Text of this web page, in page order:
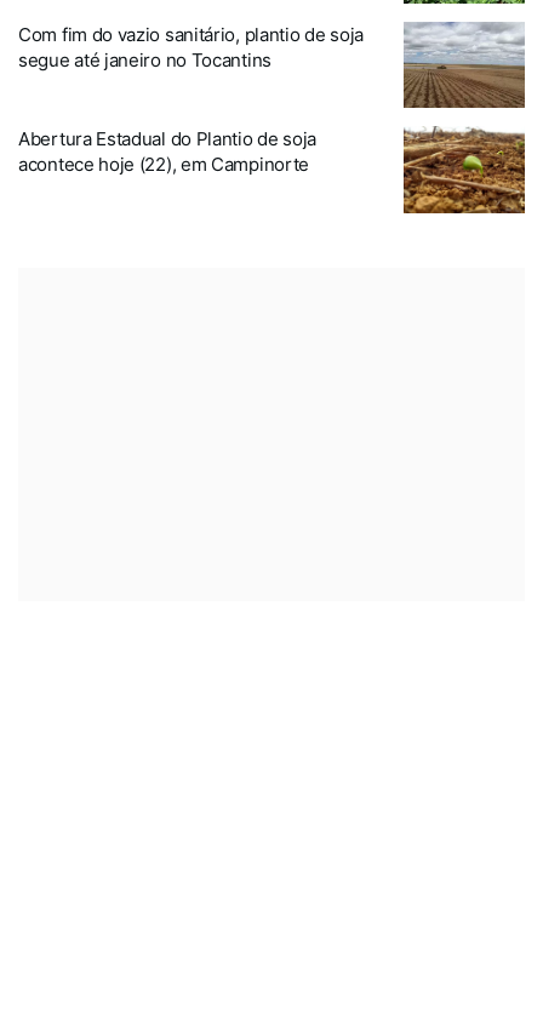
Com fim do vazio sanitário, plantio de soja
segue até janeiro no Tocantins
Abertura Estadual do Plantio de soja
acontece hoje (22), em Campinorte